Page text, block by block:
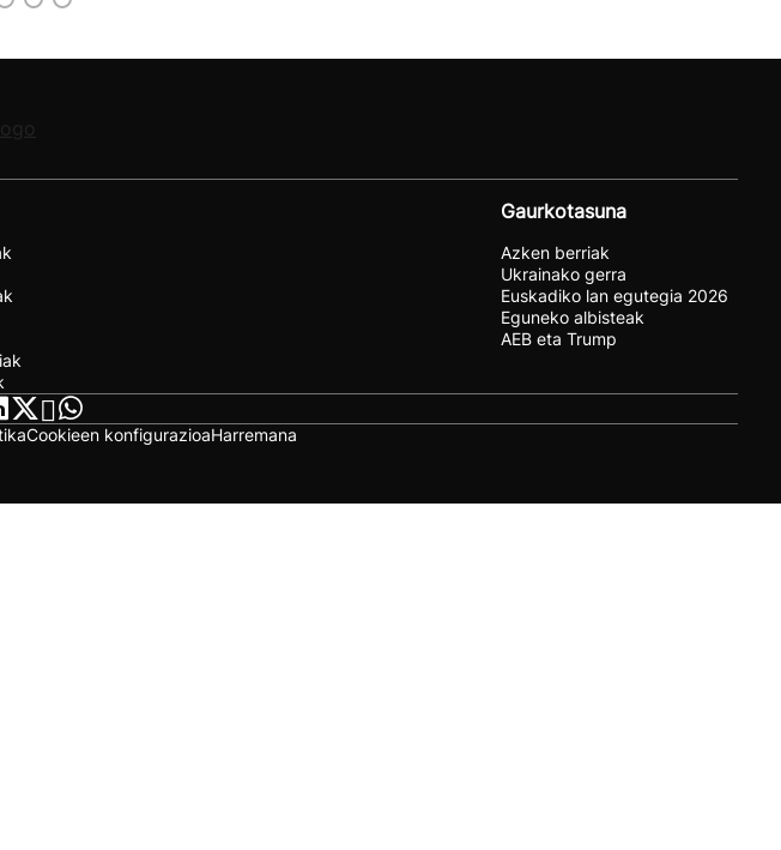
Gaurkotasuna
Azken berriak
Ukrainako gerra
Euskadiko lan egutegia 2026
Eguneko albisteak
AEB eta Trump
Cookieen konfigurazioaHarremana